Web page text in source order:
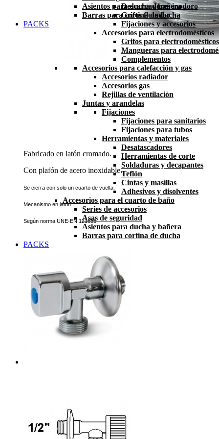
Descargadores inodoro
Grifos flotador
Fijaciones y accesorios
Accesorios para electrodomésticos
Grifos para electrodomésticos
Mangueras para
Complementos
Accesorios para calefacción y gas
Accesorios radiador
Accesorios gas
Rejillas de ventilación
Juntas y arandelas
Fijaciones
Fijaciones para sanitarios
Fijaciones para tubos
Herramientas y materiales
Desatascadores
Herramientas de corte
Soldaduras y decapantes
Teflón
Cintas y masillas
Adhesivos y disolventes
Accesorios para el cuarto de baño
Series de accesorios
Asas de seguridad
Asientos para ducha y bañera
Barras para cortina de ducha
PACKS
Asientos para ducha y bañera
Barras para cortina de ducha
PACKS
Fabricado en latón cromado.
Con plafón de acero inoxidable.
Se cierra con solo un cuarto de vuelta.
Mecanismo en latón
Según norma UNE-EN 121655